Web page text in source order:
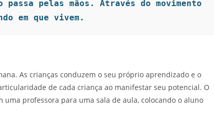
pelas mãos. Através do movimento
em que vivem.
As crianças conduzem o seu próprio aprendizado e o
de cada criança ao manifestar seu potencial. O
professora para uma sala de aula, colocando o aluno